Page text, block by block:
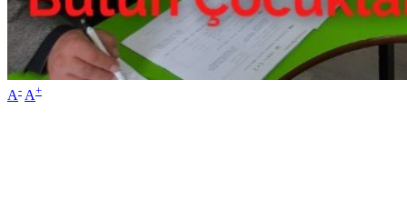
A- A+